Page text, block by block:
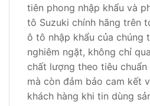
tiên phong nhập khẩu và
tô Suzuki chính hãng trên
ô tô nhập khẩu của chúng
nghiêm ngặt, không chỉ
chất lượng theo tiêu
mà còn đảm bảo cam kết
khách hàng khi tin dùng